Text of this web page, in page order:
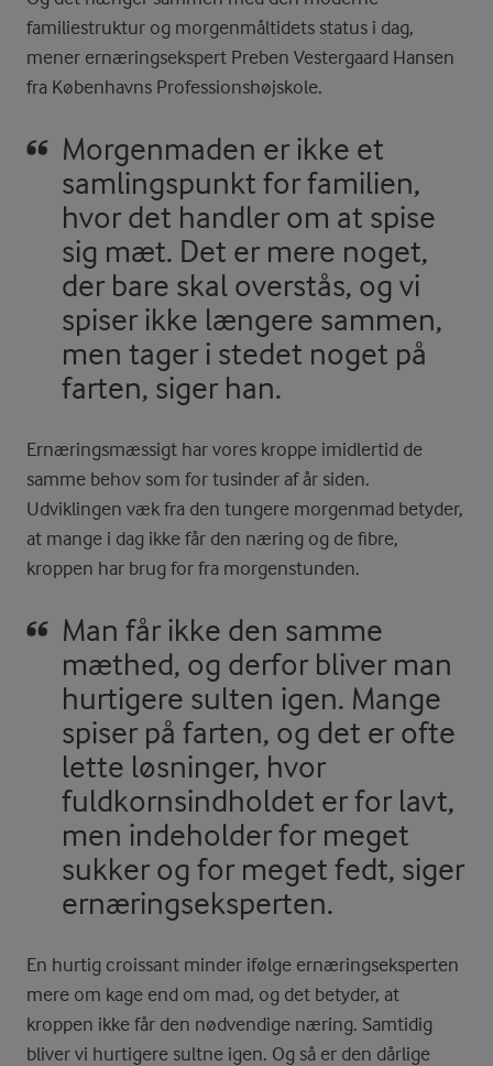
familiestruktur og morgenmåltidets status i dag,
mener ernæringsekspert Preben Vestergaard Hansen
fra Københavns Professionshøjskole.
Morgenmaden er ikke et
samlingspunkt for familien,
hvor det handler om at spise
sig mæt. Det er mere noget,
der bare skal overstås, og vi
spiser ikke længere sammen,
men tager i stedet noget på
farten, siger han.
Ernæringsmæssigt har vores kroppe imidlertid de
samme behov som for tusinder af år siden.
Udviklingen væk fra den tungere morgenmad betyder,
at mange i dag ikke får den næring og de fibre,
kroppen har brug for fra morgenstunden.
Man får ikke den samme
mæthed, og derfor bliver man
hurtigere sulten igen. Mange
spiser på farten, og det er ofte
lette løsninger, hvor
fuldkornsindholdet er for lavt,
men indeholder for meget
sukker og for meget fedt, siger
ernæringseksperten.
En hurtig croissant minder ifølge ernæringseksperten
mere om kage end om mad, og det betyder, at
kroppen ikke får den nødvendige næring. Samtidig
bliver vi hurtigere sultne igen. Og så er den dårlige